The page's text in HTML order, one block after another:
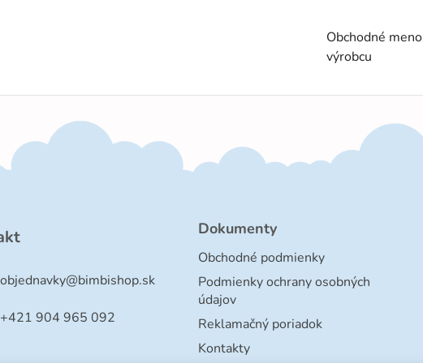
Obchodné meno
výrobcu
objednavky@bimbishop.sk
+421 904 965 092
Dokumenty
Obchodné podmienky
Podmienky ochrany osobných
údajov
Reklamačný poriadok
Kontakty